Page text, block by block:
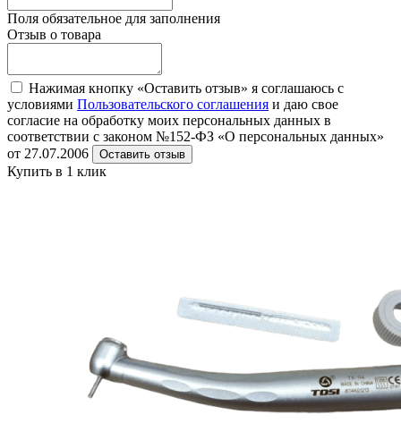
Поля обязательное для заполнения
Отзыв о товара
Нажимая кнопку «Оставить отзыв» я соглашаюсь с
условиями Пользовательского соглашения и даю свое
согласие на обработку моих персональных данных в
соответствии с законом №152-ФЗ «О персональных данных»
от 27.07.2006
Оставить отзыв
Купить в 1 клик